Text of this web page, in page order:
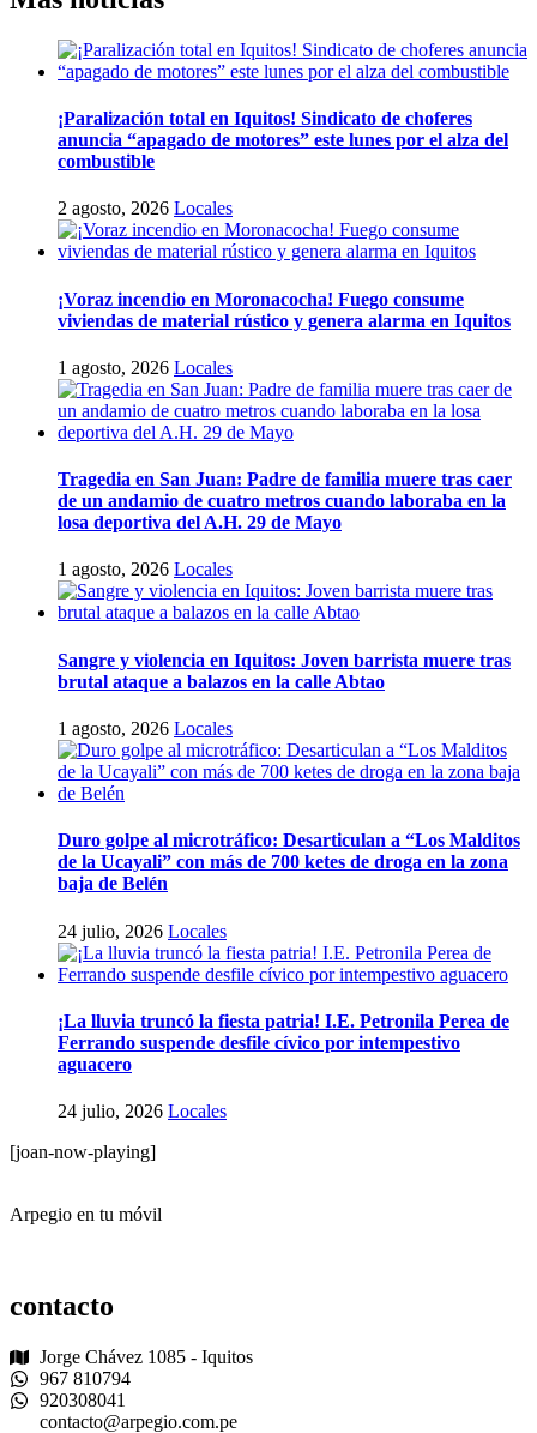
¡Paralización total en Iquitos! Sindicato de choferes
anuncia “apagado de motores” este lunes por el alza del
combustible
2 agosto, 2026 Locales
¡Voraz incendio en Moronacocha! Fuego consume
viviendas de material rústico y genera alarma en Iquitos
1 agosto, 2026 Locales
Tragedia en San Juan: Padre de familia muere tras caer
de un andamio de cuatro metros cuando laboraba en la
losa deportiva del A.H. 29 de Mayo
1 agosto, 2026 Locales
Sangre y violencia en Iquitos: Joven barrista muere tras
brutal ataque a balazos en la calle Abtao
1 agosto, 2026 Locales
Duro golpe al microtráfico: Desarticulan a “Los Malditos
de la Ucayali” con más de 700 ketes de droga en la zona
baja de Belén
24 julio, 2026 Locales
¡La lluvia truncó la fiesta patria! I.E. Petronila Perea de
Ferrando suspende desfile cívico por intempestivo
aguacero
24 julio, 2026 Locales
[joan-now-playing]
Arpegio en tu móvil
contacto
Jorge Chávez 1085 - Iquitos
967 810794
920308041
contacto@arpegio.com.pe